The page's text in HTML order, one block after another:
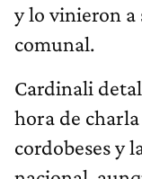
y lo vinieron a
comunal.
Cardinali
hora de
cordobeses y